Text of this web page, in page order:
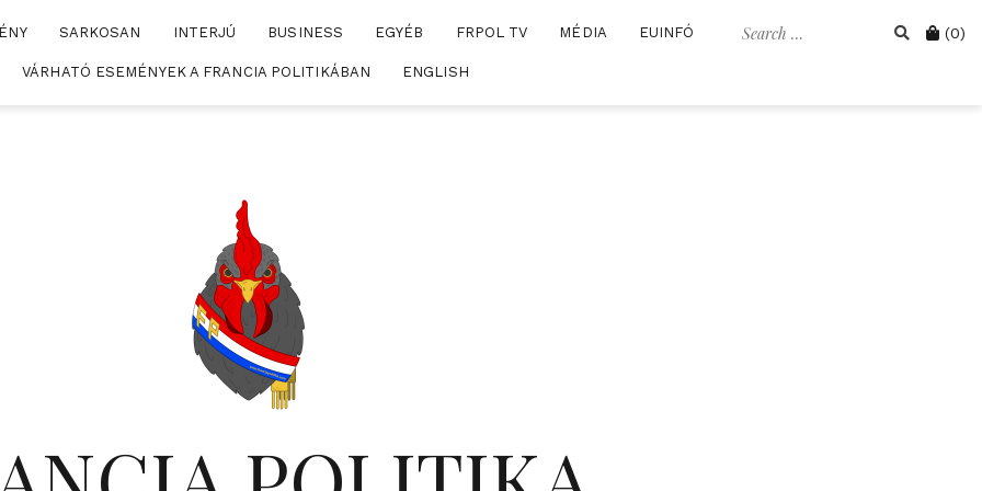
Search Cart
(0)
SARKOSAN INTERJÚ BUSINESS EGYÉB FRPOL TV MÉDIA EUINFÓ
VÁRHATÓ ESEMÉNYEK A FRANCIA POLITIKÁBAN ENGLISH